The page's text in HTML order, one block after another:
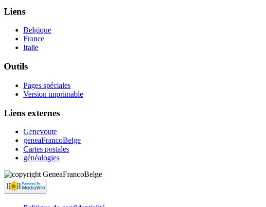
Liens
Belgique
France
Italie
Outils
Pages spéciales
Version imprimable
Liens externes
Genevoute
geneaFrancoBelge
Cartes postales
généalogies